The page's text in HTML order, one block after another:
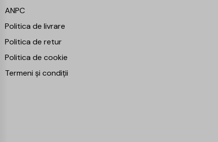
ANPC
Politica de livrare
Politica de retur
Politica de cookie
Termeni și condiții